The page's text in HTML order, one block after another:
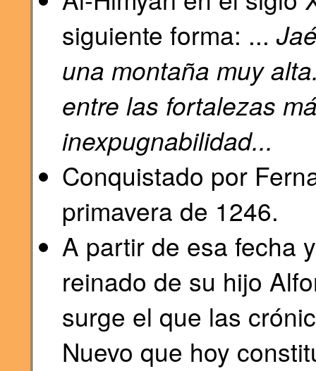
siguiente forma: ...
una montaña muy
entre las fortalezas
inexpugnabilidad...
Conquistado por
primavera de 1246.
A partir de esa fecha
reinado de su hijo
surge el que las
Nuevo que hoy